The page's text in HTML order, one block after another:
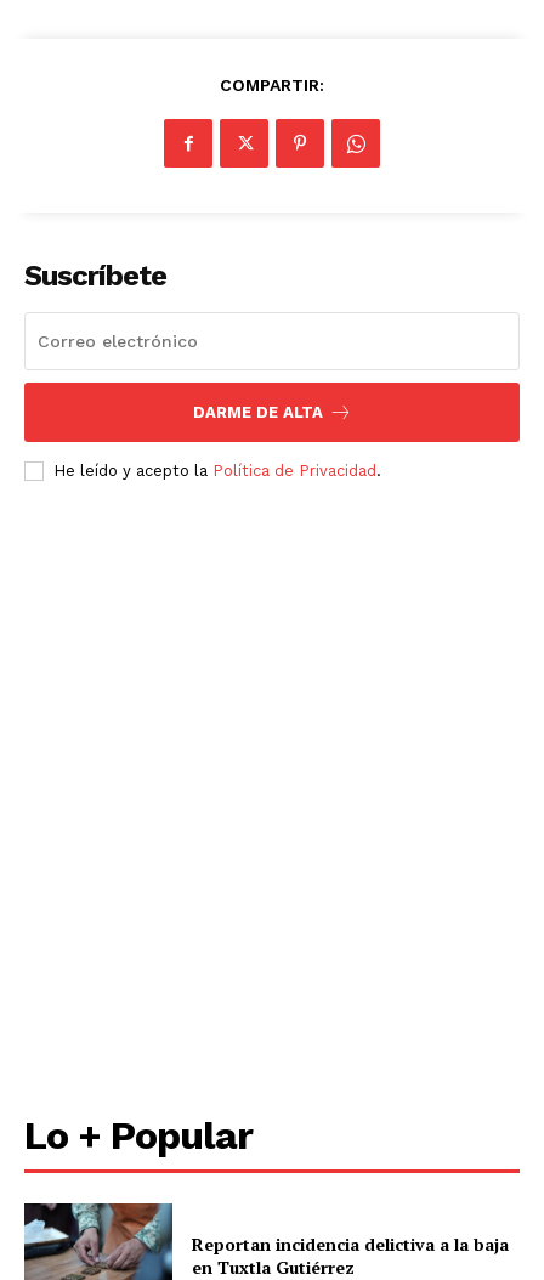
Luces
Información Propietaria / Financiación
COMPARTIR:
Suscríbete
DARME DE ALTA
He leído y acepto la Política de Privacidad .
Lo + Popular
Reportan incidencia delictiva a la baja
en Tuxtla Gutiérrez